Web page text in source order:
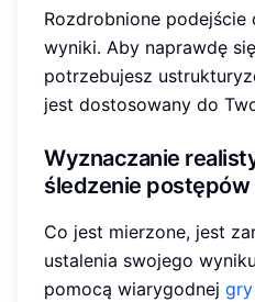
Rozdrobnione podejście
wyniki. Aby naprawdę
potrzebujesz
jest dostosowany do
Wyznaczanie
śledzenie postępów
Co jest mierzone, jest
ustalenia swojego
pomocą wiarygodnej